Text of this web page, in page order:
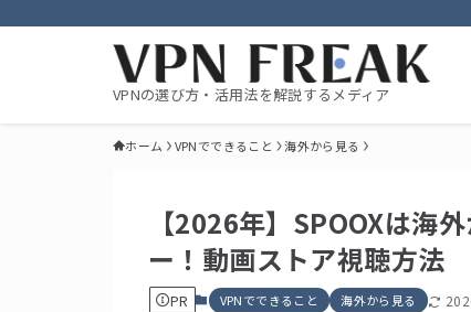
VPNの選び方・活用法を解説するメディア
ホーム VPNでできること 海外から見る
【2026年】SPOOXは海
ー！動画ストア視聴方法
PR VPNでできること 海外から見る